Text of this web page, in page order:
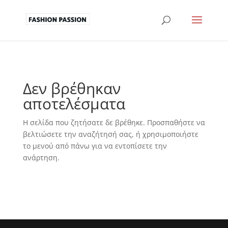
Δεν βρέθηκαν
αποτελέσματα
Η σελίδα που ζητήσατε δε βρέθηκε. Προσπαθήστε να
βελτιώσετε την αναζήτησή σας, ή χρησιμοποιήστε
το μενού από πάνω για να εντοπίσετε την
ανάρτηση.